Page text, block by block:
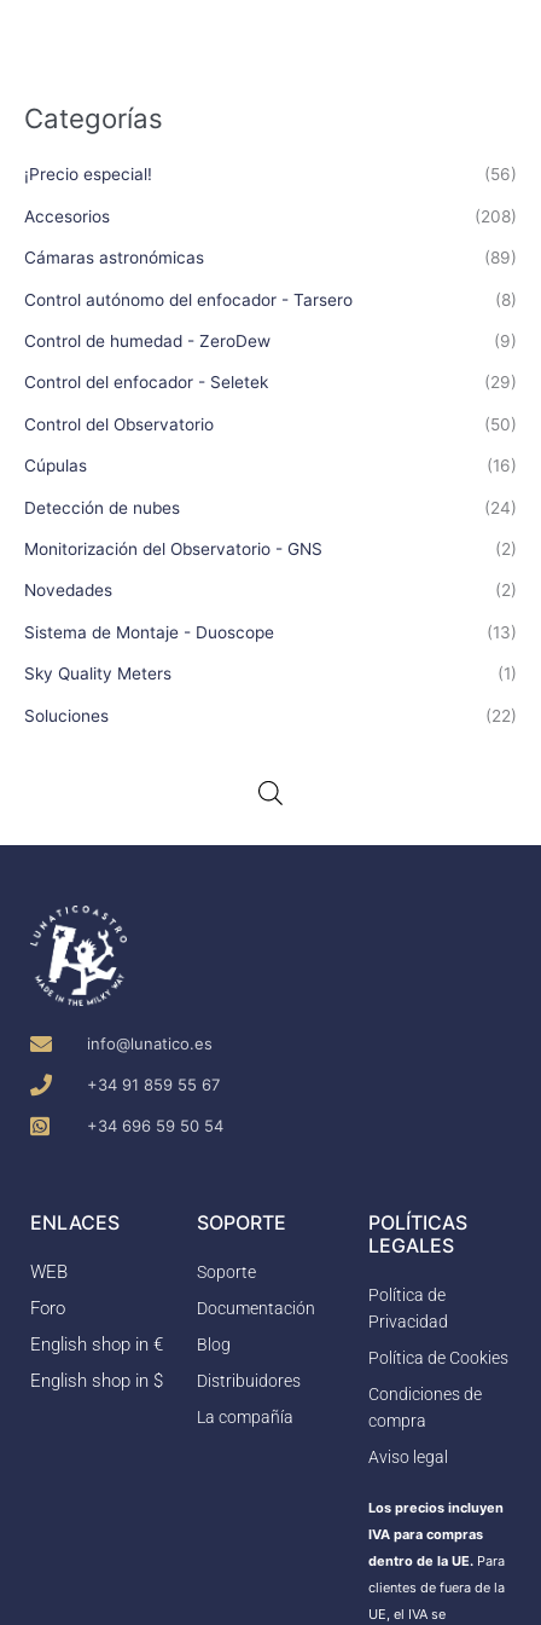
Categorías
¡Precio especial! (56)
Accesorios (208)
Cámaras astronómicas (89)
Control autónomo del enfocador - Tarsero (8)
Control de humedad - ZeroDew (9)
Control del enfocador - Seletek (29)
Control del Observatorio (50)
Cúpulas (16)
Detección de nubes (24)
Monitorización del Observatorio - GNS (2)
Novedades (2)
Sistema de Montaje - Duoscope (13)
Sky Quality Meters (1)
Soluciones (22)
info@lunatico.es
+34 91 859 55 67
+34 696 59 50 54
ENLACES
WEB
Foro
English shop in €
English shop in $
SOPORTE
Soporte
Documentación
Blog
Distribuidores
La compañía
POLÍTICAS
LEGALES
Política de
Privacidad
Política de Cookies
Condiciones de
compra
Aviso legal
Los precios incluyen
IVA para compras
dentro de la UE. Para
clientes de fuera de la
UE, el IVA se